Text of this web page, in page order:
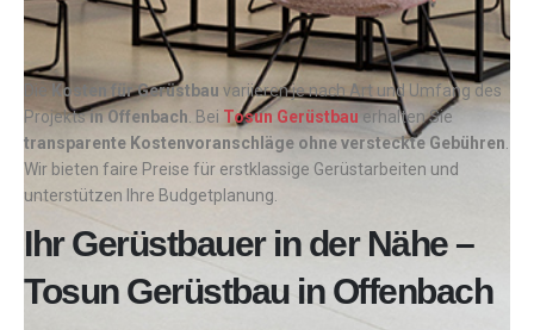
Kosten für Gerüstbau variieren je nach Art und Umfang des
ProjektsinOffenbach . Bei Tosun Gerüstbau erhalten Sie
transparente Kostenvoranschläge ohne versteckte Gebühren
Wir bieten faire Preise für erstklassige Gerüstarbeiten und
unterstützen Ihre Budgetplanung.
Ihr Gerüstbauer in der Nähe –
Tosun Gerüstbau in Offenbach